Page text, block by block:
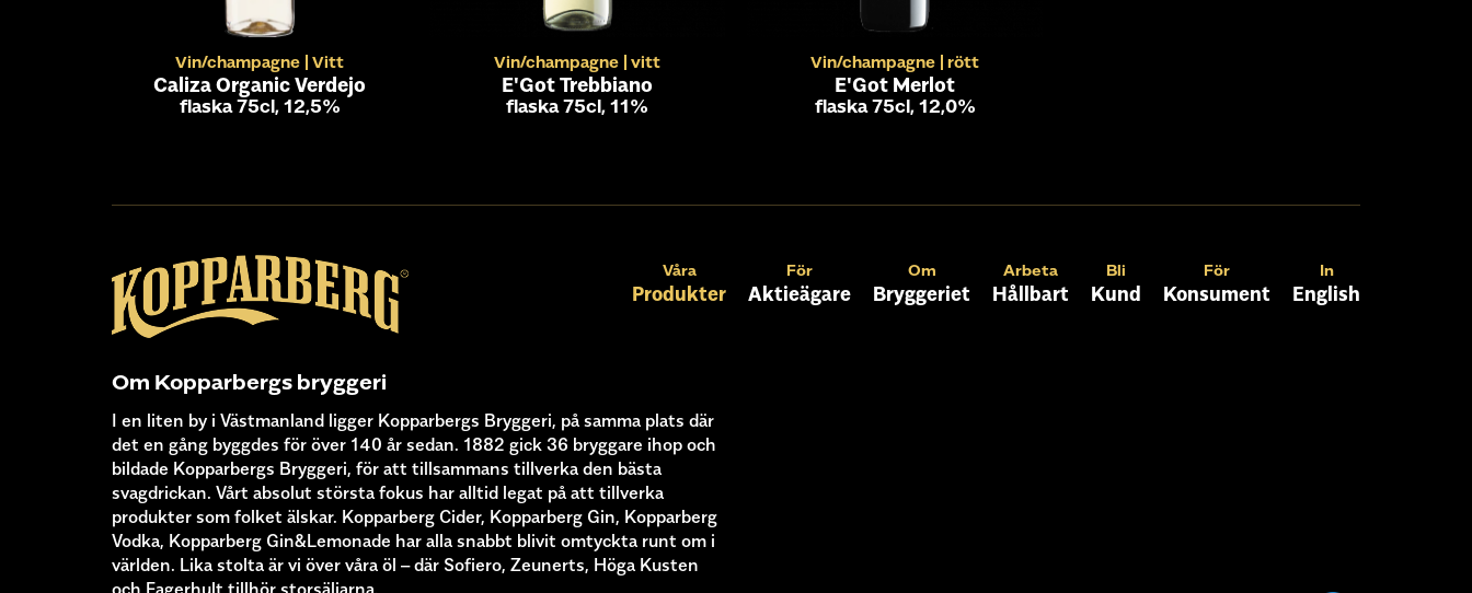
Vin/champagne Vitt
Caliza Organic Verdejo
flaska 75cl, 12,5%
Vin/champagne vitt
E'Got Trebbiano
flaska 75cl, 11%
Vin/champagne rött
E'Got Merlot
flaska 75cl, 12,0%
Våra
Produkter
För
Aktieägare
Om
Bryggeriet
Arbeta
Hållbart
Bli
Kund
För
Konsument
In
English
Om Kopparbergs bryggeri
I en liten by i Västmanland ligger Kopparbergs Bryggeri, på samma plats där
det en gång byggdes för över 140 år sedan. 1882 gick 36 bryggare ihop och
bildade Kopparbergs Bryggeri, för att tillsammans tillverka den bästa
svagdrickan. Vårt absolut största fokus har alltid legat på att tillverka
produkter som folket älskar. Kopparberg Cider, Kopparberg Gin, Kopparberg
Vodka, Kopparberg Gin&Lemonade har alla snabbt blivit omtyckta runt om i
världen. Lika stolta är vi över våra öl – där Sofiero, Zeunerts, Höga Kusten
och Fagerhult tillhör storsäljarna.